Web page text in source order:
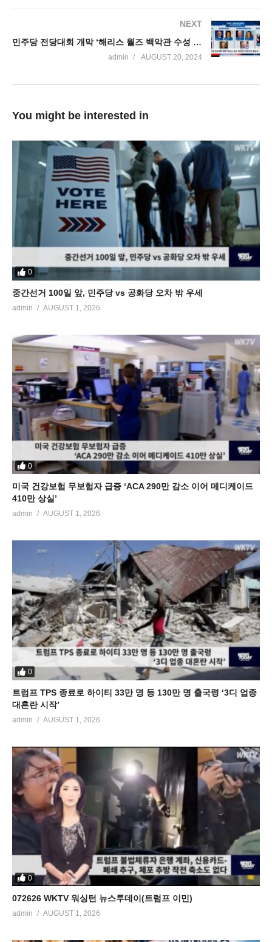
NEXT
민주당 전당대회 개막 ‘해리스 월즈 백악관 수성 위한 출정식’
admin AUGUST 20, 2024
You might be interested in
0
중간선거 100일 앞, 민주당 vs 공화당 오차 밖 우세
admin AUGUST 1, 2026
0
미국 건강보험 무보험자 급증 ‘ACA 290만 감소 이어 메디케이드
410만 상실’
admin AUGUST 1, 2026
0
트럼프 TPS 종료로 하이티 33만 명 등 130만 명 출국령 ‘3디 업종
대혼란 시작’
admin AUGUST 1, 2026
0
072626 WKTV 워싱턴 뉴스투데이(트럼프 이민)
admin AUGUST 1, 2026